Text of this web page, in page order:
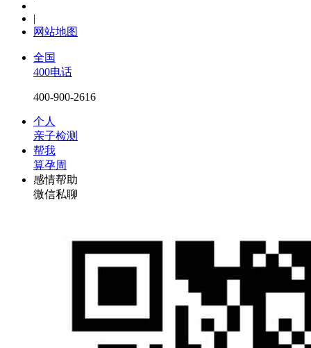
|
网站地图
全国
400电话
400-900-2616
个人
亲子检测
帮我
算孕周
感情帮助
微信私聊